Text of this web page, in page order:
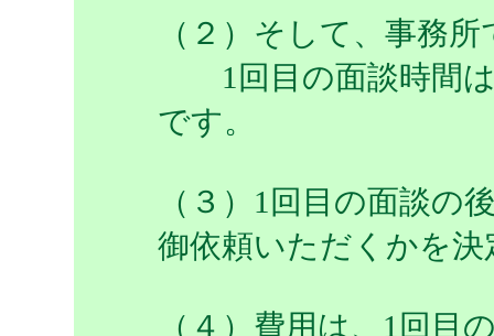
（２）そして、事務
1回目の面談時間は
です。
（３）1回目の面談の
御依頼いただくかを
（４）費用は、1回目